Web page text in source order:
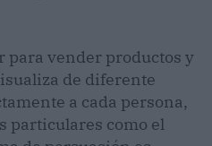
para vender productos y
de diferente
a cada persona,
particulares como el